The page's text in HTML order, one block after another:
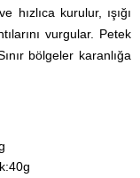
hızlıca kurulur, ışığı
vurgular. Petek
bölgeler karanlığa